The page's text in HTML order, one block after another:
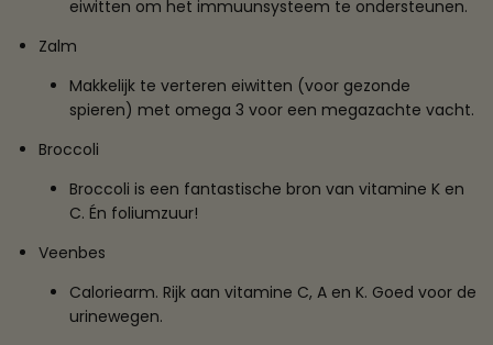
eiwitten om het immuunsysteem te ondersteunen.
Zalm
Makkelijk te verteren eiwitten (voor gezonde
spieren) met omega 3 voor een megazachte vacht.
Broccoli
Broccoli is een fantastische bron van vitamine K en
C. Én foliumzuur!
Veenbes
Caloriearm. Rijk aan vitamine C, A en K. Goed voor de
urinewegen.